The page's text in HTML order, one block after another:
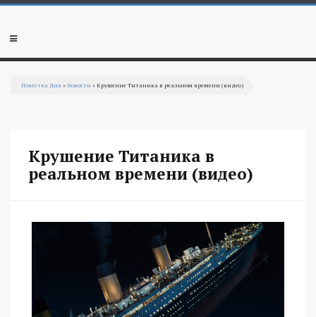
Перейти к основному содержанию
Мобильное
Повестка Дня »Новости » Крушение Титаника в реальном времени (видео)
Крушение Титаника в
реальном времени (видео)